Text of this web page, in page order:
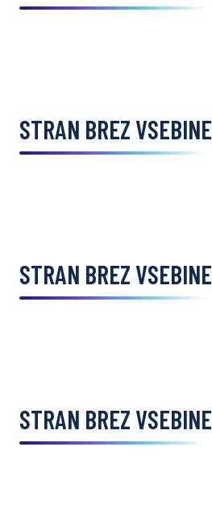
STRAN BREZ VSEBINE
STRAN BREZ VSEBINE
STRAN BREZ VSEBINE